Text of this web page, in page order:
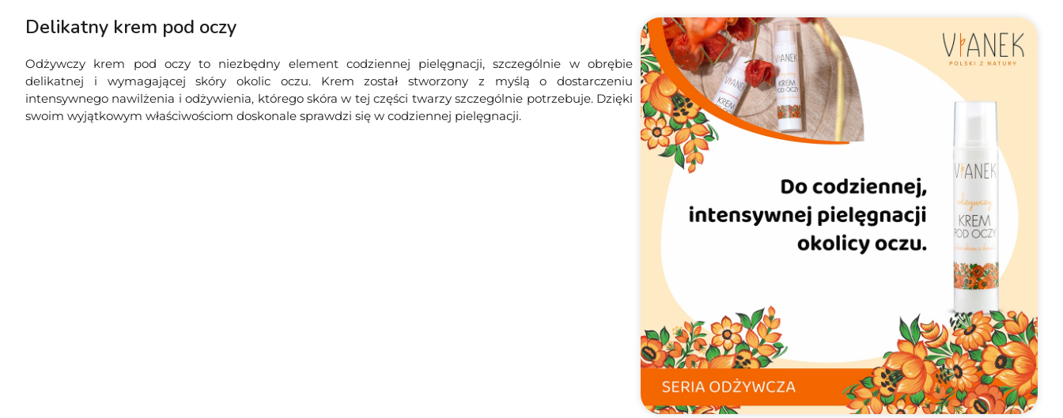
Delikatny krem pod oczy
Odżywczy krem pod oczy to niezbędny element codziennej pielęgnacji, szczególnie w obrębie
delikatnej i wymagającej skóry okolic oczu. Krem został stworzony z myślą o dostarczeniu
intensywnego nawilżenia i odżywienia, którego skóra w tej części twarzy szczególnie potrzebuje. Dzięki
swoim wyjątkowym właściwościom doskonale sprawdzi się w codziennej pielęgnacji.